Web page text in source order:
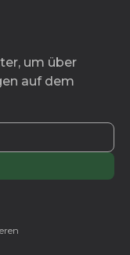
um über
auf dem